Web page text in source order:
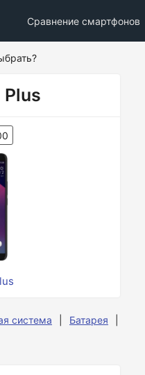
Сравнение смартфонов
Plus
система
Батарея